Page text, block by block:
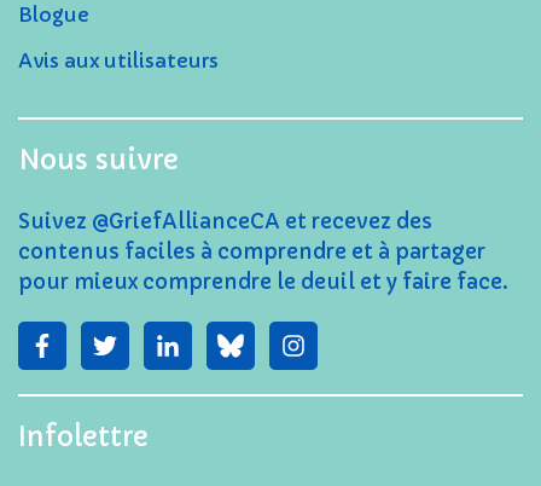
Blogue
Avis aux utilisateurs
Nous suivre
Suivez @GriefAllianceCA et recevez des
contenus faciles à comprendre et à partager
pour mieux comprendre le deuil et y faire face.
Infolettre